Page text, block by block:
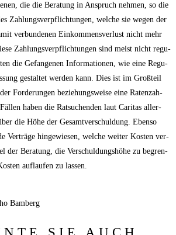
die die Bera­tung in Anspruch neh­men, so die
Zah­lungs­ver­pflich­tun­gen, wel­che sie wegen der
ver­bun­de­nen Ein­kom­mens­ver­lust nicht mehr
Zah­lungs­ver­pflich­tun­gen sind meist nicht regu­
die Gefan­ge­nen Infor­ma­tio­nen, wie eine Regu­
gestal­tet wer­den kann. Dies ist im Groß­teil
For­de­run­gen bezie­hungs­wei­se eine Raten­zah­
haben die Rat­su­chen­den laut Cari­tas aller­
die Höhe der Gesamt­ver­schul­dung. Eben­so
Ver­trä­ge hin­ge­wie­sen, wel­che wei­ter Kos­ten ver­
der Bera­tung, die Ver­schul­dungs­hö­he zu begren­
auf­lau­fen zu lassen.
Bamberg